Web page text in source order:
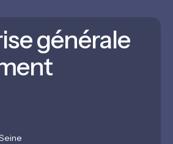
générale